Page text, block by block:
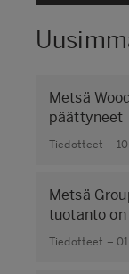
Metsä
päättyneet
Tiedotteet –
Metsä
tuotanto
Tiedotteet –